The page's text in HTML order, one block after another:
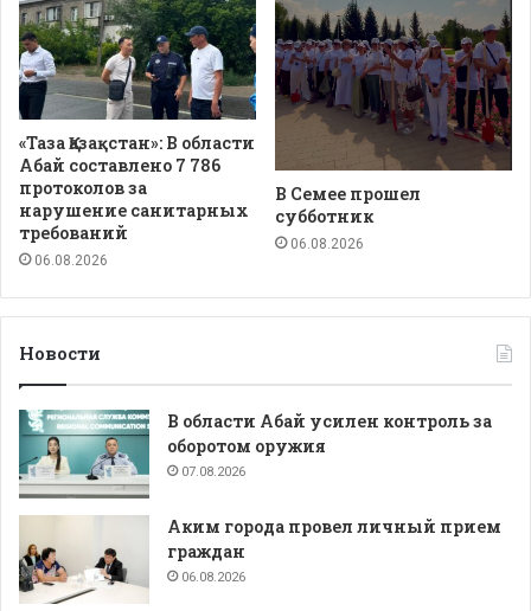
«Таза Қазақстан»: В области
Абай составлено 7 786
протоколов за
нарушение санитарных
требований
06.08.2026
В Семее прошел
субботник
06.08.2026
Новости
В области Абай усилен контроль за
оборотом оружия
07.08.2026
Аким города провел личный прием
граждан
06.08.2026